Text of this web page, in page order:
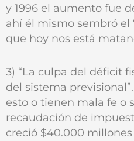
y 1996 el aumento fue
ahí él mismo sembró el
que hoy nos está
3) “La culpa del déficit
del sistema
esto o tienen mala fe o
recaudación de
creció $40.000 millones